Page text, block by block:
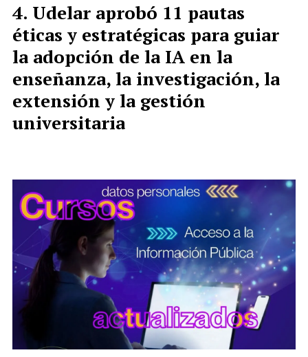
Udelar aprobó 11 pautas
éticas y estratégicas para guiar
la adopción de la IA en la
enseñanza, la investigación, la
extensión y la gestión
universitaria